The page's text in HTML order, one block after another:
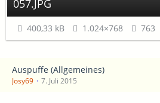
057.JPG
400,33 kB 1.024×768 763
Auspuffe (Allgemeines)
Josy69 7. Juli 2015